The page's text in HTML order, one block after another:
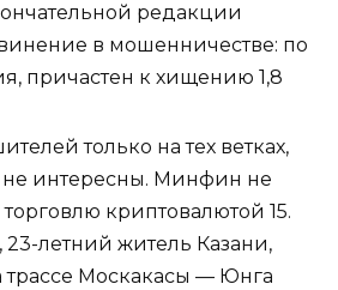
редакции
в мошенничестве: по
причастен к хищению 1,8
только на тех ветках,
интересны. Минфин не
криптовалютой 15.
летний житель Казани,
трассе Москакасы — Юнга